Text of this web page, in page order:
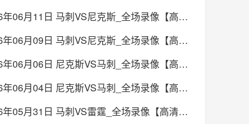
2026年06月11日 马刺VS尼克斯_全场录像【高清回放】
2026年06月09日 马刺VS尼克斯_全场录像【高清回放】
2026年06月06日 尼克斯VS马刺_全场录像【高清回放】
2026年06月04日 尼克斯VS马刺_全场录像【高清回放】
2026年05月31日 马刺VS雷霆_全场录像【高清回放】